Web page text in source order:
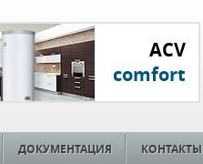
ACV
comfort
ДОКУМЕНТАЦИЯ КОНТАКТЫ